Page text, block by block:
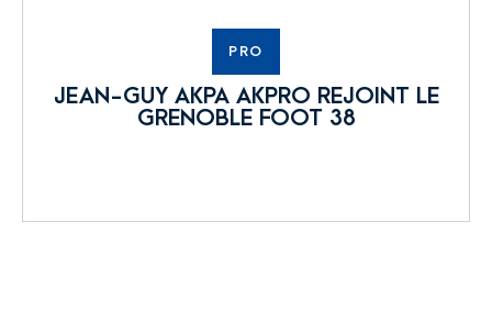
PRO
JEAN-GUY AKPA AKPRO REJOINT LE
GRENOBLE FOOT 38